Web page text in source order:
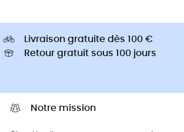
Livraison gratuite dès 100 €
Retour gratuit sous 100 jours
Notre mission